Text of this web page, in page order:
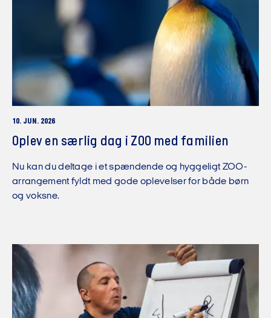
10. JUN. 2026
Oplev en særlig dag i ZOO med familien
Nu kan du deltage i et spændende og hyggeligt ZOO-
arrangement fyldt med gode oplevelser for både børn
og voksne.